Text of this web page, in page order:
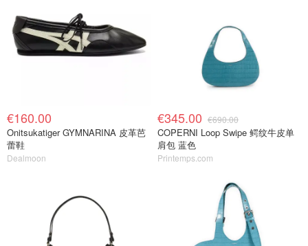
€160.00
Onitsukatiger GYMNARINA 皮革芭
蕾鞋
Dealmoon
€345.00 €690.00
COPERNI Loop Swipe 鳄纹牛皮单
肩包 蓝色
Printemps.com